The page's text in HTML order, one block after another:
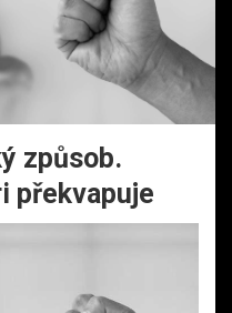
způsob.
překvapuje